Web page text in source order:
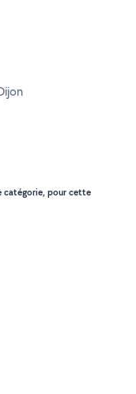
catégorie, pour cette